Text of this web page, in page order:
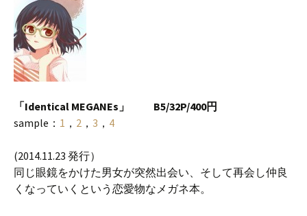
「Identical MEGANEs」 B5/32P/400円
sample： 1 ， 2 ， 3 ， 4
(2014.11.23 発行）
同じ眼鏡をかけた男女が突然出会い、そして再会し仲良
くなっていくという恋愛物なメガネ本。